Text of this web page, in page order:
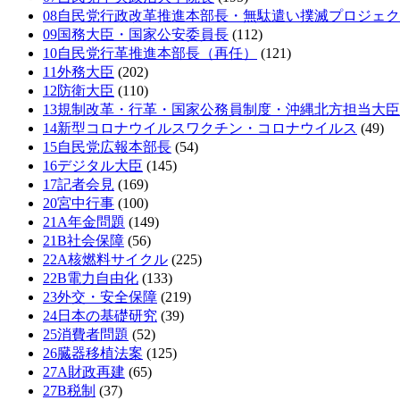
08自民党行政改革推進本部長・無駄遣い撲滅プロジェク
09国務大臣・国家公安委員長 (112)
10自民党行革推進本部長（再任）
(121)
11外務大臣 (202)
12防衛大臣 (110)
13規制改革・行革・国家公務員制度・沖縄北方担当大臣
14新型コロナウイルスワクチン・コロナウイルス (49)
15自民党広報本部長 (54)
16デジタル大臣 (145)
17記者会見 (169)
20宮中行事 (100)
21A年金問題 (149)
21B社会保障 (56)
22A核燃料サイクル (225)
22B電力自由化 (133)
23外交・安全保障 (219)
24日本の基礎研究 (39)
25消費者問題 (52)
26臓器移植法案 (125)
27A財政再建 (65)
27B税制 (37)